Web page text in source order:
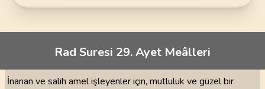
Rad Suresi 29. Ayet Meâlleri
İnanan ve salih amel işleyenler için, mutluluk ve güzel bir